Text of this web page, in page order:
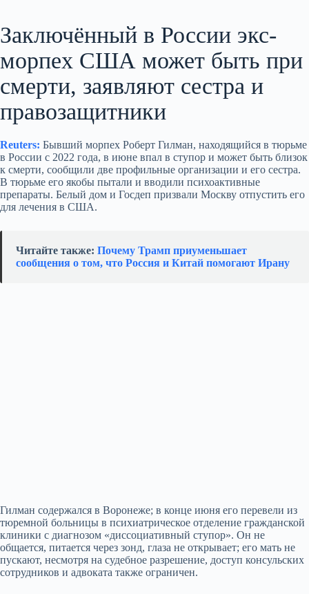
Заключённый в России экс-
морпех США может быть при
смерти, заявляют сестра и
правозащитники
Reuters: Бывший морпех Роберт Гилман, находящийся в тюрьме
в России с 2022 года, в июне впал в ступор и может быть близок
к смерти, сообщили две профильные организации и его сестра.
В тюрьме его якобы пытали и вводили психоактивные
препараты. Белый дом и Госдеп призвали Москву отпустить его
для лечения в США.
Читайте также: Почему Трамп приуменьшает
сообщения о том, что Россия и Китай помогают Ирану
Гилман содержался в Воронеже; в конце июня его перевели из
тюремной больницы в психиатрическое отделение гражданской
клиники с диагнозом «диссоциативный ступор». Он не
общается, питается через зонд, глаза не открывает; его мать не
пускают, несмотря на судебное разрешение, доступ консульских
сотрудников и адвоката также ограничен.